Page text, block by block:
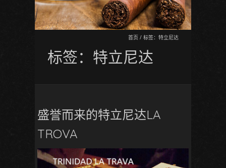
首页 / 标签：特立尼达
标签：特立尼达
盛誉而来的特立尼达LA
TROVA